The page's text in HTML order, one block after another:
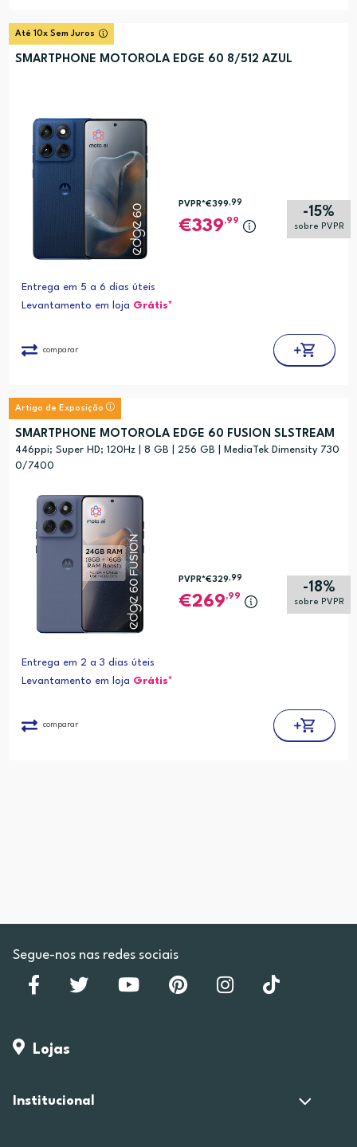
Até 10x Sem Juros
SMARTPHONE MOTOROLA EDGE 60 8/512 AZUL
-15%
sobre PVPR
PVPR*€399,99
339,99
Entrega em 5 a 6 dias úteis
Levantamento em loja Grátis*
comparar
Artigo de Exposição
SMARTPHONE MOTOROLA EDGE 60 FUSION SLSTREAM
446ppi; Super HD; 120Hz | 8 GB | 256 GB | MediaTek Dimensity 730
0/7400
-18%
sobre PVPR
PVPR*€329,99
269,99
Entrega em 2 a 3 dias úteis
Levantamento em loja Grátis*
comparar
Segue-nos nas redes sociais
Lojas
Institucional